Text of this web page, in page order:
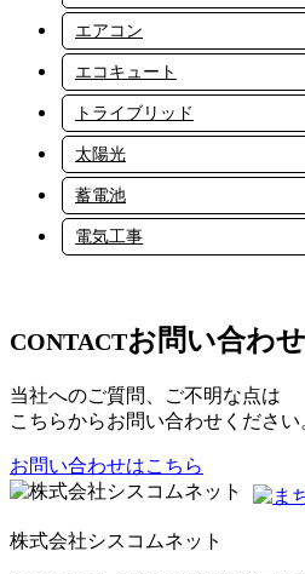
エアコン
エコキュート
トライブリッド
太陽光
蓄電池
電気工事
CONTACTお問い合わせ
当社へのご質問、ご不明な点は
こちらからお問い合わせください
お問い合わせはこちら
株式会社シスコムネット